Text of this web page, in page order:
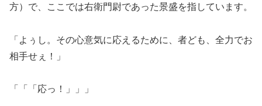
方）で、ここでは右衛門尉であった景盛を指しています。
「よぅし。その心意気に応えるために、者ども、全力でお
相手せぇ！」
「「「応っ！」」」